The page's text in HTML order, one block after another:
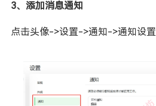
3、添加消息通知
点击头像->设置->通知->通知设置